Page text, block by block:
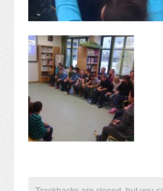
Közlekedés biztonsági
TÁMOP-3.1.4-12/2
Projektbeszámolók
Egészségnap
Informatika Szakkör
Konfliktuskezelés
Mindennapos testnevelés